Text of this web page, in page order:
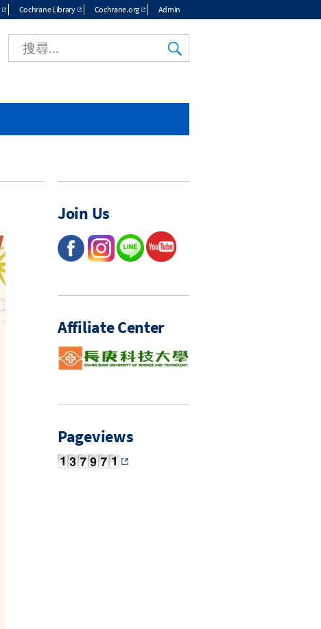
Cochrane Library Cochrane.org Admin
Join Us
Affiliate Center
Pageviews